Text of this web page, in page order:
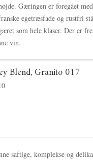
Gæringen er foregået
egetræsfade og rustfri
som hele klaser. Der er
vin.
Blend, Granito 017
saftige, komplekse og